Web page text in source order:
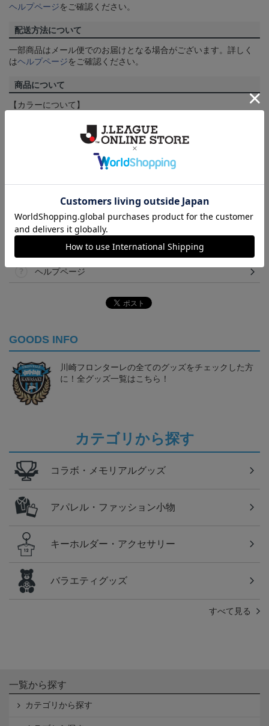
ヘルプページをご確認ください。
配送方法について
一部商品はメール便でのお届けとなる場合がございます。詳しく
はヘルプページをご確認ください。
商品について
【カラーについて】
のメーカー・機種・画面設定等により、実際の商品の色と異なっ
て見える場合がございます。あらかじめご了承ください。
告なく変更になることがございます。
決済について
ギフト対応について
ヘルプページ
GOODS INFO
川崎フロンターレの全てのグッズをチェックした方
に！全グッズ一覧はこちら！
カテゴリから探す
コラボ・メモリアルグッズ
アパレル・ファッション小物
キーホルダー・アクセサリー
バラエティグッズ
すべて見る
一覧から探す
カテゴリから探す